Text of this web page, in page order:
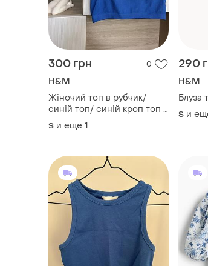
300 грн 0
H&M
Жіночий топ в рубчик/
синій топ/ синій кроп топ в
рубчик h&m s/m
S и еще 1
290
H&M
Блуза
S и